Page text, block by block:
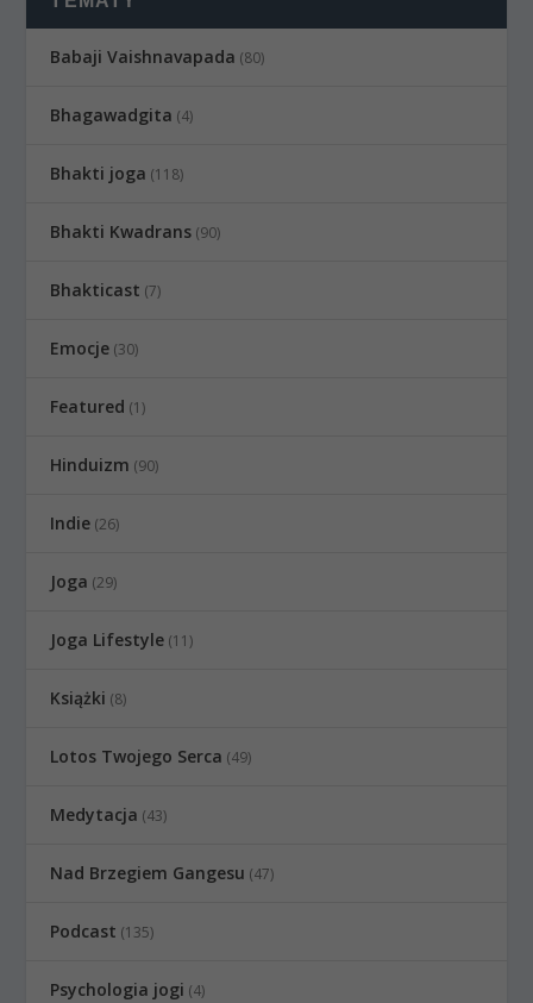
Babaji Vaishnavapada (80)
Bhagawadgita (4)
Bhakti joga (118)
Bhakti Kwadrans (90)
Bhakticast (7)
Emocje (30)
Featured (1)
Hinduizm (90)
Indie (26)
Joga (29)
Joga Lifestyle (11)
Książki (8)
Lotos Twojego Serca (49)
Medytacja (43)
Nad Brzegiem Gangesu (47)
Podcast (135)
Psychologia jogi (4)